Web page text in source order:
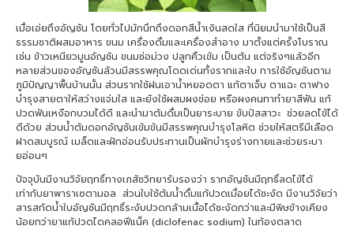
เมื่อเอ่ยถึงอัญชัน โดยทั่วไปมักนึกถึงดอกสีน้ำเงินสดใส ที่นิยมนำมาใช้เป็นสี
ธรรมชาติผสมอาหาร ขนม เครื่องดื่มและเครื่องสำอาง มาตั้งแต่ครั้งโบราณ
เช่น ข้าวเหนียวมูนอัญชัน ขนมช่อม่วง ปลูกคิ้วเข้ม เป็นต้น แต่จริงๆแล้วอีก
หลายส่วนของอัญชันล้วนมีสรรพคุณโดดเด่นทั้งรากและใบ การใช้อัญชันตาม
ภูมิปัญญาพื้นบ้านนั้น ส่วนรากใช้ฝนเอาน้ำหยอดตา แก้ตาเจ็บ ตาแฉะ ตาฟาง
บำรุงสายตาให้สว่างแจ่มใส และยังใช้ผสมผงข่อย หรือผงคนทาทำยาสีฟัน แก้
ปวดฟันเหงือกบวมได้ดี และนำมาต้มดื่มเป็นยาระบาย ขับปัสสาวะ ช่วยลดไข้ได้
ดีด้วย ส่วนน้ำต้มดอกอัญชันเข้มข้นมีสรรพคุณบำรุงโลหิต ช่วยให้สตรีมีเลือด
ฝาดสมบูรณ์ เมล็ดและฝักอ่อนรับประทานเป็นผักบำรุงร่างกายและช่วยระบา
ยอ่อนๆ
ปัจจุบันมีงานวิจัยฤทธิ์ทางเภสัชวิทยารับรองว่า รากอัญชันมีฤทธิ์ลดไข้ได้
เท่ากับยาพาราเซตามอล ส่วนใบใช้ต้มน้ำดื่มแก้ปวดเมื่อยได้ชะงัด มีงานวิจัยว่า
สารสกัดน้ำใบอัญชันมีฤทธิ์ระงับปวดกล้ามเนื้อได้ชะงัดกว่าและมีพิษข้างเคียง
น้อยกว่ายาแก้ปวดไดคลอฟีแน็ค (diclofenac sodium) ในท้องตลาด